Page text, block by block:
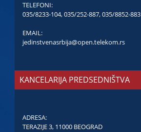
TELEFONI:
035/8233-104,035/252-887,035/8852-883
EMAIL:
jedinstvenasrbija@open.telekom.rs
KANCELARIJA PREDSEDNIŠTVA
ADRESA:
TERAZIJE 3, 11000 BEOGRAD